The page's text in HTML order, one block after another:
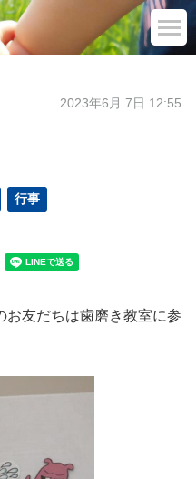
2023年6月 7日 12:55
行事
お友だちは歯磨き教室に参